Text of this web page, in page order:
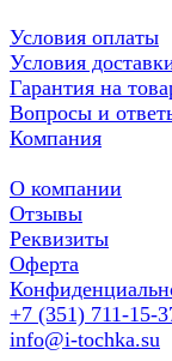
Условия оплаты
Условия
Гарантия на
Вопросы и
Компания
О компании
Отзывы
Реквизиты
Оферта
+7 (351) 711-15-
info@i-tochka.su